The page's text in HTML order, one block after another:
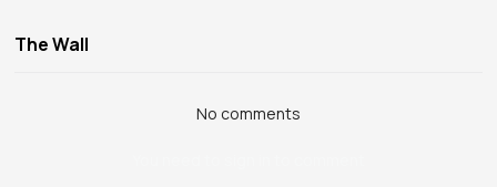
The Wall
No comments